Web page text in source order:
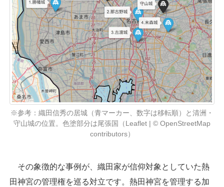
※参考：織田信秀の居城（青マーカー、数字は移転順）と清洲・
守山城の位置。色塗部分は尾張国（Leaflet | © OpenStreetMap
contributors）
その象徴的な事例が、織田家が信仰対象としていた熱
田神宮の管理権を巡る対立です。熱田神宮を管理する加